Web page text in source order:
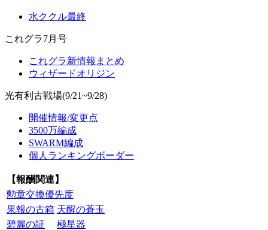
水ククル最終
これグラ7月号
これグラ新情報まとめ
ウィザードオリジン
光有利古戦場(9/21~9/28)
開催情報/変更点
3500万編成
SWARM編成
個人ランキングボーダー
【報酬関連】
勲章交換優先度
果報の古箱 天醒の蒼玉
碧麗の証
極星器